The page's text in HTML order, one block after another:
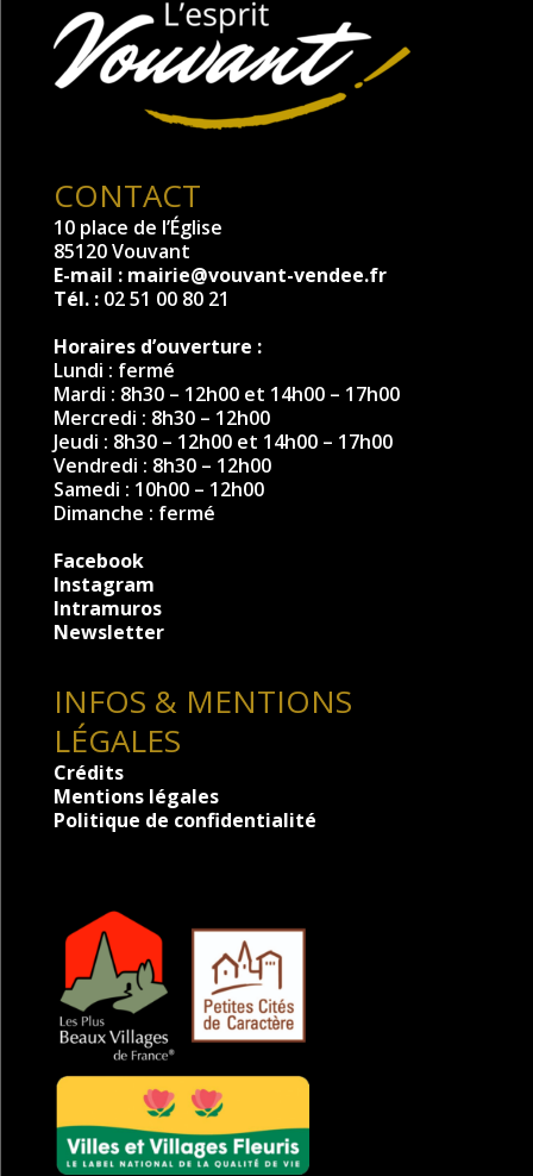
CONTACT
10 place de l’Église
85120 Vouvant
E-mail : mairie@vouvant-vendee.fr
Tél. : 02 51 00 80 21
Horaires d’ouverture :
Lundi : fermé
Mardi : 8h30 – 12h00 et 14h00 – 17h00
Mercredi : 8h30 – 12h00
Jeudi : 8h30 – 12h00 et 14h00 – 17h00
Vendredi : 8h30 – 12h00
Samedi : 10h00 – 12h00
Dimanche : fermé
Facebook
Instagram
Intramuros
Newsletter
INFOS & MENTIONS
LÉGALES
Crédits
Mentions légales
Politique de confidentialité